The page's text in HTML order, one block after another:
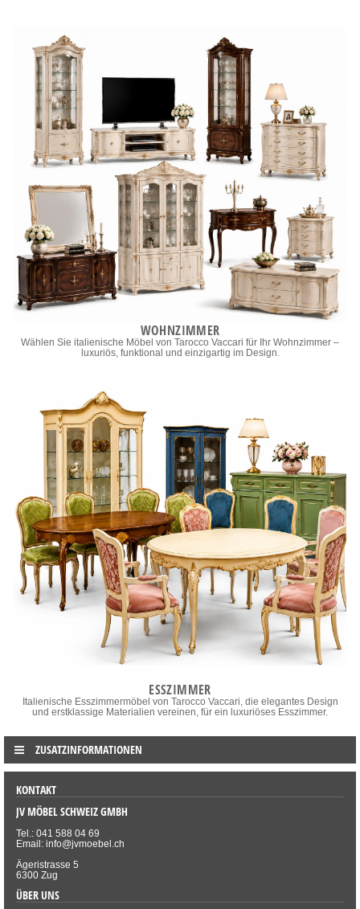
WOHNZIMMER
Wählen Sie italienische Möbel von Tarocco Vaccari für Ihr Wohnzimmer –
luxuriös, funktional und einzigartig im Design.
ESSZIMMER
Italienische Esszimmermöbel von Tarocco Vaccari, die elegantes Design
und erstklassige Materialien vereinen, für ein luxuriöses Esszimmer.
ZUSATZINFORMATIONEN
KONTAKT
JV MÖBEL SCHWEIZ GMBH
Tel.: 041 588 04 69
Email: info@jvmoebel.ch
Ägeristrasse 5
6300 Zug
ÜBER UNS